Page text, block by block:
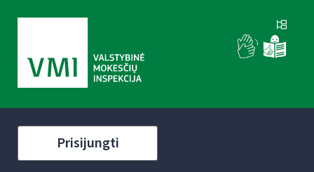
Prisijungti